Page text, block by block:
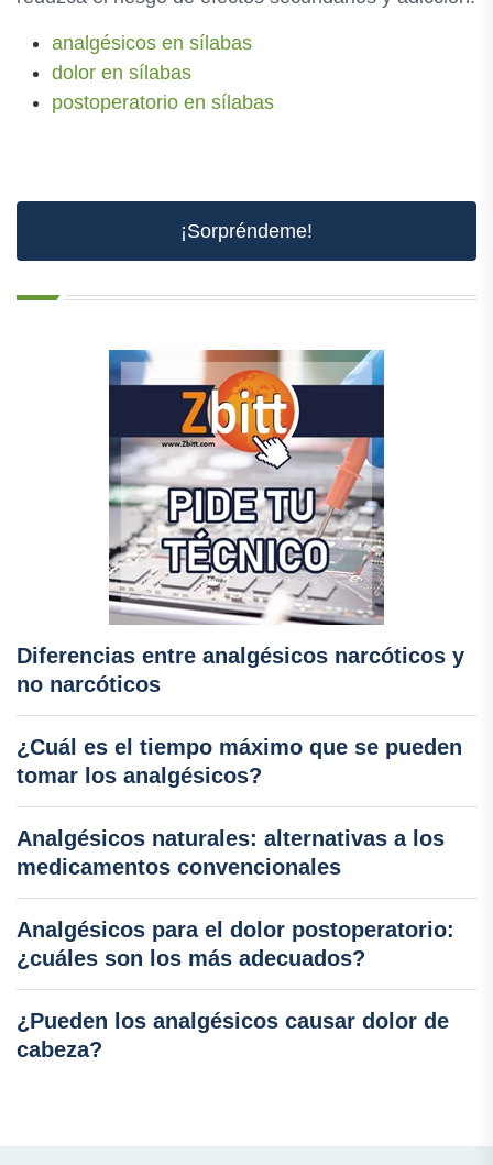
analgésicos en sílabas
dolor en sílabas
postoperatorio en sílabas
¡Sorpréndeme!
Diferencias entre analgésicos narcóticos y
no narcóticos
¿Cuál es el tiempo máximo que se pueden
tomar los analgésicos?
Analgésicos naturales: alternativas a los
medicamentos convencionales
Analgésicos para el dolor postoperatorio:
¿cuáles son los más adecuados?
¿Pueden los analgésicos causar dolor de
cabeza?